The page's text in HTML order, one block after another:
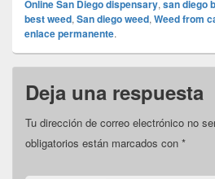
Online San Diego dispensary, san diego
best weed, San diego weed, Weed from
enlace permanente.
Deja una respuesta
Tu dirección de correo electrónico no
obligatorios están marcados con *